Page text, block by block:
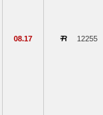
08.17 12255